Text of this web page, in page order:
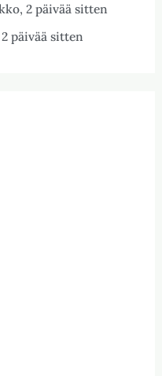
2 päivää sitten
päivää sitten